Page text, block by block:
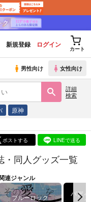
新規登録 ログイン
カート
男性向け 女性向け
詳細
検索
原神
ポストする LINEで送る
・同人グッズ一覧
連ジャンル
ブルーロック
バディ